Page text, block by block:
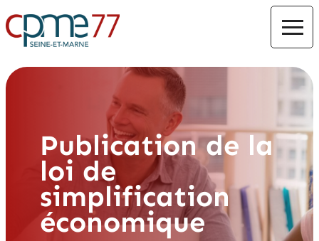
Publication de la
loi de
simplification
économique